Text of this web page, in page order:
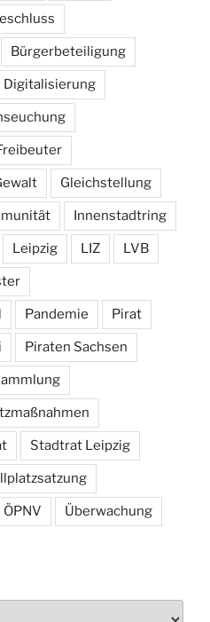
Bürgerbeteiligung
Digitalisierung
Gleichstellung
Innenstadtring
Leipzig LIZ LVB
Pandemie Pirat
Piraten Sachsen
Stadtrat Leipzig
ÖPNV Überwachung